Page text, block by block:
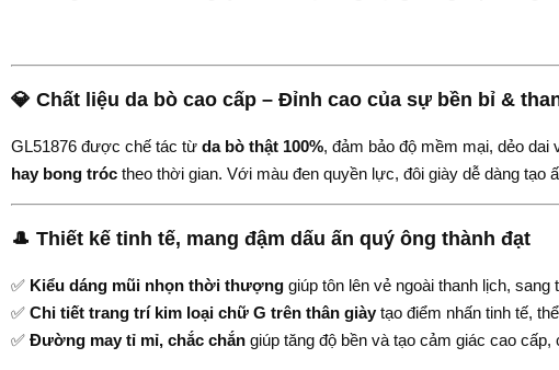
💎 Chất liệu da bò cao cấp – Đỉnh cao của sự bền bỉ &
GL51876 được chế tác từ da bò thật 100%, đảm bảo độ mềm mại, dẻo dai
hay bong tróc theo thời gian. Với màu đen quyền lực, đôi giày dễ dàng tạo
🎩 Thiết kế tinh tế, mang đậm dấu ấn quý ông thành đạt
✅ Kiểu dáng mũi nhọn thời thượng giúp tôn lên vẻ ngoài thanh lịch, sang
✅ Chi tiết trang trí kim loại chữ G trên thân giày tạo điểm nhấn tinh tế,
✅ Đường may tỉ mỉ, chắc chắn giúp tăng độ bền và tạo cảm giác cao cấp,